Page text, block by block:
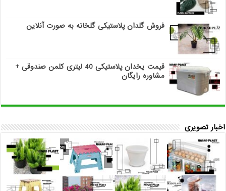
فروش گلدان پلاستیکی گلخانه به صورت آنلاین
قیمت یخدان پلاستیکی 40 لیتری کلمن صندوقی +
مشاوره رایگان
اخبار تصویری